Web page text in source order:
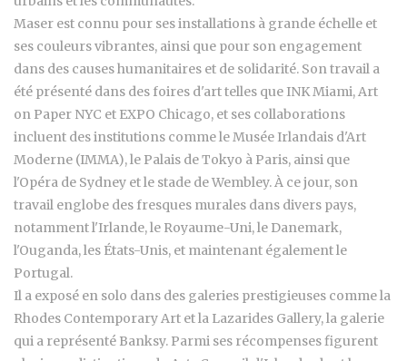
Maser est connu pour ses installations à grande échelle et
ses couleurs vibrantes, ainsi que pour son engagement
dans des causes humanitaires et de solidarité. Son travail a
été présenté dans des foires d'art telles que INK Miami, Art
on Paper NYC et EXPO Chicago, et ses collaborations
incluent des institutions comme le Musée Irlandais d'Art
Moderne (IMMA), le Palais de Tokyo à Paris, ainsi que
l'Opéra de Sydney et le stade de Wembley. À ce jour, son
travail englobe des fresques murales dans divers pays,
notamment l'Irlande, le Royaume-Uni, le Danemark,
l'Ouganda, les États-Unis, et maintenant également le
Portugal.
Il a exposé en solo dans des galeries prestigieuses comme la
Rhodes Contemporary Art et la Lazarides Gallery, la galerie
qui a représenté Banksy. Parmi ses récompenses figurent